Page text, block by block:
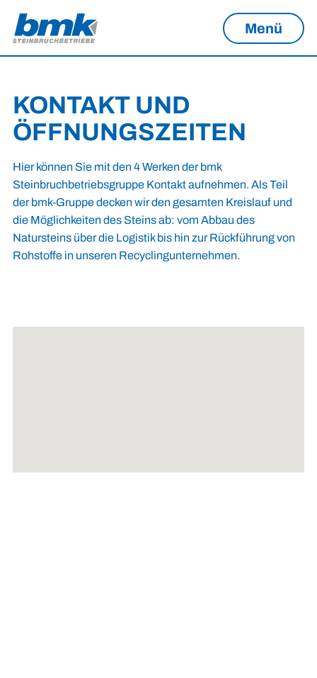
Menü
KONTAKT UND
ÖFFNUNGSZEITEN
Hier können Sie mit den 4 Werken der bmk
Steinbruchbetriebsgruppe Kontakt aufnehmen. Als Teil
der bmk-Gruppe decken wir den gesamten Kreislauf und
die Möglichkeiten des Steins ab: vom Abbau des
Natursteins über die Logistik bis hin zur Rückführung von
Rohstoffe in unseren Recyclingunternehmen.